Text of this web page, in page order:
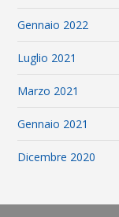
Gennaio 2022
Luglio 2021
Marzo 2021
Gennaio 2021
Dicembre 2020